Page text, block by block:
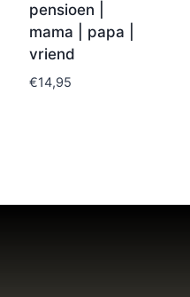
pensioen |
mama | papa |
vriend
€14,95